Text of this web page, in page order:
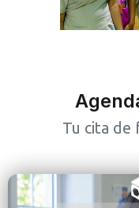
Tu cita de